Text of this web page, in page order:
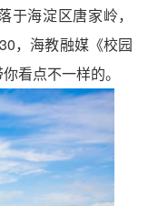
于海淀区唐家岭，
，海教融媒《校园
看点不一样的。